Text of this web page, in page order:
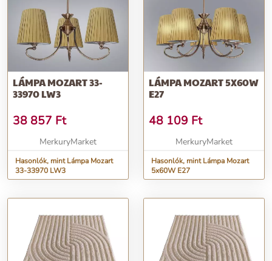
LÁMPA MOZART 33-
33970 LW3
38 857 Ft
MerkuryMarket
Hasonlók, mint Lámpa Mozart
33-33970 LW3
LÁMPA MOZART 5X60W
E27
48 109 Ft
MerkuryMarket
Hasonlók, mint Lámpa Mozart
5x60W E27